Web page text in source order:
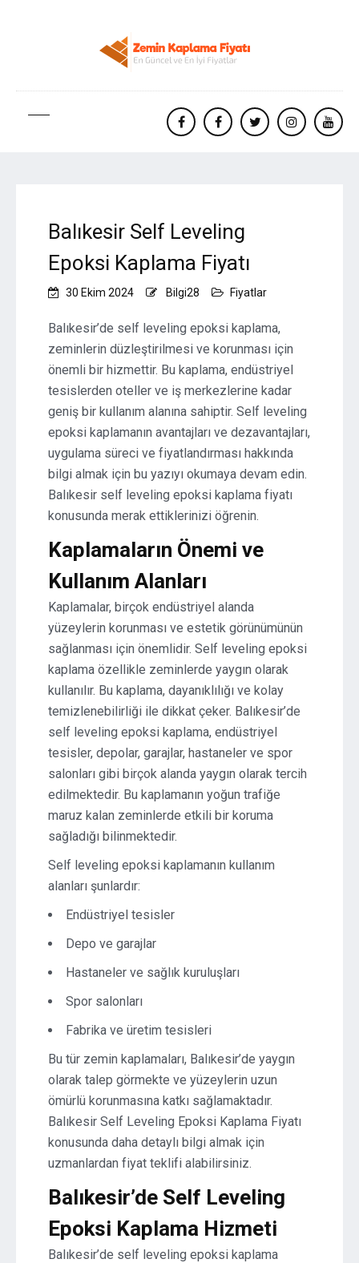
facebookFacebooktwitterinstagram
Balıkesir Self Leveling
Epoksi Kaplama Fiyatı
30 Ekim 2024 Bilgi28 Fiyatlar
Balıkesir’de self leveling epoksi kaplama,
zeminlerin düzleştirilmesi ve korunması için
önemli bir hizmettir. Bu kaplama, endüstriyel
tesislerden oteller ve iş merkezlerine kadar
geniş bir kullanım alanına sahiptir. Self leveling
epoksi kaplamanın avantajları ve dezavantajları,
uygulama süreci ve fiyatlandırması hakkında
bilgi almak için bu yazıyı okumaya devam edin.
Balıkesir self leveling epoksi kaplama fiyatı
konusunda merak ettiklerinizi öğrenin.
Kaplamaların Önemi ve
Kullanım Alanları
Kaplamalar, birçok endüstriyel alanda
yüzeylerin korunması ve estetik görünümünün
sağlanması için önemlidir. Self leveling epoksi
kaplama özellikle zeminlerde yaygın olarak
kullanılır. Bu kaplama, dayanıklılığı ve kolay
temizlenebilirliği ile dikkat çeker. Balıkesir’de
self leveling epoksi kaplama, endüstriyel
tesisler, depolar, garajlar, hastaneler ve spor
salonları gibi birçok alanda yaygın olarak tercih
edilmektedir. Bu kaplamanın yoğun trafiğe
maruz kalan zeminlerde etkili bir koruma
sağladığı bilinmektedir.
Self leveling epoksi kaplamanın kullanım
alanları şunlardır:
Endüstriyel tesisler
Depo ve garajlar
Hastaneler ve sağlık kuruluşları
Spor salonları
Fabrika ve üretim tesisleri
Bu tür zemin kaplamaları, Balıkesir’de yaygın
olarak talep görmekte ve yüzeylerin uzun
ömürlü korunmasına katkı sağlamaktadır.
Balıkesir Self Leveling Epoksi Kaplama Fiyatı
konusunda daha detaylı bilgi almak için
uzmanlardan fiyat teklifi alabilirsiniz.
Balıkesir’de Self Leveling
Epoksi Kaplama Hizmeti
Balıkesir’de self leveling epoksi kaplama